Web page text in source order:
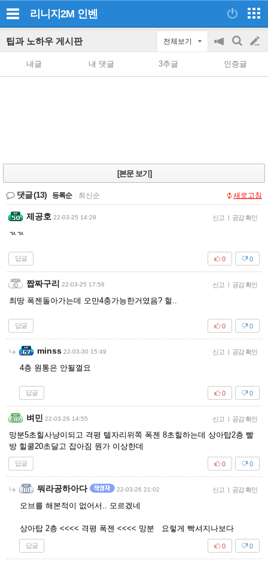
리니지2M 인벤
팁과 노하우 게시판 전체보기
공
on/off
검
색
글
쓰
내글 내 댓글 3추글 인증글
[본문 보기]
댓글(13) 등록순 최신순 새로고침
제공호 22-03-25 14:28 신고 | 공감 확인
ㄳㄳ
답글 0
0
짭짜구리 22-03-25 17:56 신고 | 공감 확인
최땅 폭젠돌아가는데 오만4충가능한거였음? 헐..
답글 0
0
minss 22-03-30 15:49 신고 | 공감 확인
4층 원통은 안될껄요
답글 0
0
벼민 22-03-26 14:55 신고 | 공감 확인
망분5초힐사냥이되고 격평 텔자리위쪽 폭젠 8초힐하는데 상아탑2층 빨
방 힐쿨20초달고 잡아짐 뭔가 이상한데
답글 0
0
뭐라공하아다 22-03-26 21:02 신고 | 공감 확인
오브를 해본적이 없어서.. 모르겠네
상아탑 2층 <<<< 격평 폭젠 <<<< 망분 요렇게 빡셔지나보다
답글 0
0